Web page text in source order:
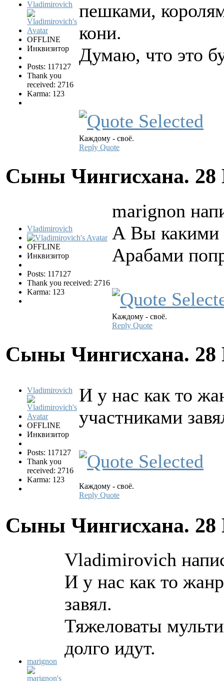
Vladimirovich
OFFLINE
Инквизитор
Posts: 117127
Thank you
received: 2716
Karma: 123
пешками,
кони.
Думаю, что это
Каждому - своё.
Reply Quote
Сыны Чингисхана. 28
Vladimirovich
OFFLINE
Инквизитор
Posts: 117127
Thank you received: 2716
Karma: 123
marignon
А Вы какими
Арабами
Каждому - своё.
Reply Quote
Сыны Чингисхана. 28
Vladimirovich
OFFLINE
Инквизитор
Posts: 117127
Thank you
received: 2716
Karma: 123
И у нас как то
участниками
Каждому - своё.
Reply Quote
Сыны Чингисхана. 28
marignon
Vladimirovich
И у нас как то
завял.
Тяжеловаты
долго идут.